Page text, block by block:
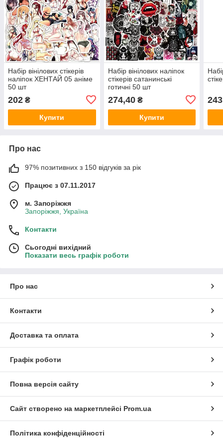
Набір вінілових стікерів
наліпок ХЕНТАЙ 05 аніме
50 шт
202 ₴
Купити
Набір вінілових наліпок
стікерів сатанинські
готичні 50 шт
274,40₴
Купити
Про нас
97% позитивних з 150 відгуків за рік
Працює з 07.11.2017
м. Запоріжжя
Запоріжжя, Україна
Контакти
Сьогодні вихідний
Показати весь графік роботи
Про нас
Контакти
Доставка та оплата
Графік роботи
Повна версія сайту
Сайт створено на маркетплейсі Prom.ua
Політика конфіденційності